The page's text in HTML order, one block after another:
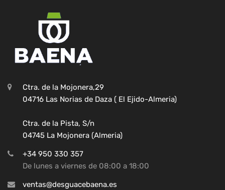
Ctra. de la Mojonera,29
04716 Las Norias de Daza ( El Ejido-Almeria)
Ctra. de la Pista, S/n
04745 La Mojonera (Almeria)
+34 950 330 357
De lunes a viernes de 08:00 a 18:00
ventas@desguacebaena.es